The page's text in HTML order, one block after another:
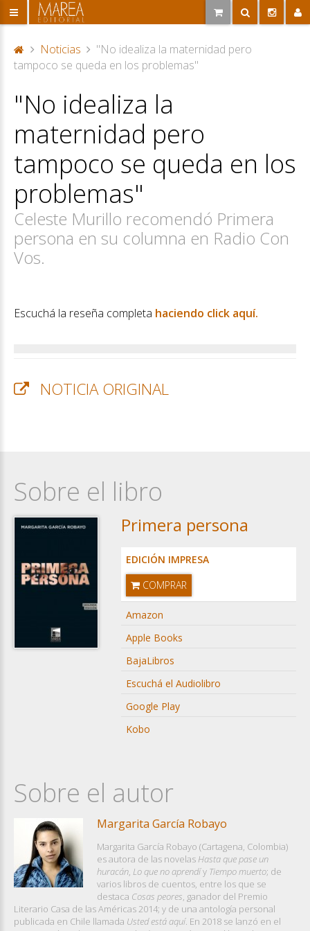
P
ta
a
Noticias
"No idealiza la maternidad pero
tampoco se queda en los problemas"
"No idealiza la
maternidad pero
tampoco se queda en los
problemas"
Celeste Murillo recomendó Primera
persona en su columna en Radio Con
Vos.
Escuchá la reseña completa haciendo click aquí.
NOTICIA ORIGINAL
Sobre el libro
Primera persona
EDICIÓN IMPRESA
COMPRAR
Amazon
Apple Books
BajaLibros
Escuchá el Audiolibro
Google Play
Kobo
Sobre el autor
Margarita García Robayo
Margarita García Robayo (Cartagena, Colombia)
es autora de las novelasHasta que pase un
huracán, Lo que no aprendíy Tiempo muerto; de
varios libros de cuentos, entre los que se
destaca Cosas peores, ganador del Premio
Literario Casa de las Américas 2014; y de una antología personal
publicada en Chile llamada Usted está aquí. En 2018 se lanzó en el